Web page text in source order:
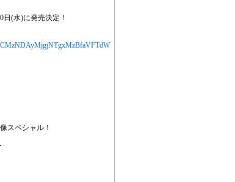
(水)に発売決定！
スペシャル！